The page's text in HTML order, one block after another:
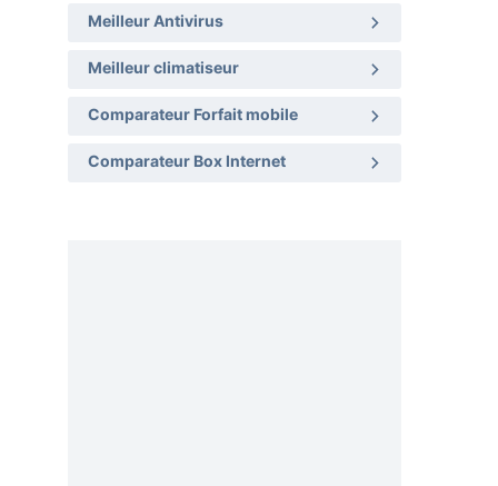
Meilleur Antivirus
Meilleur climatiseur
Comparateur Forfait mobile
Comparateur Box Internet